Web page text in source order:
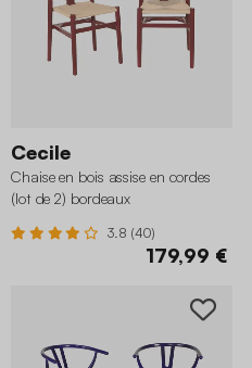
Cecile
Chaise en bois assise en cordes
(lot de 2) bordeaux
3.8 (40)
179,99 €